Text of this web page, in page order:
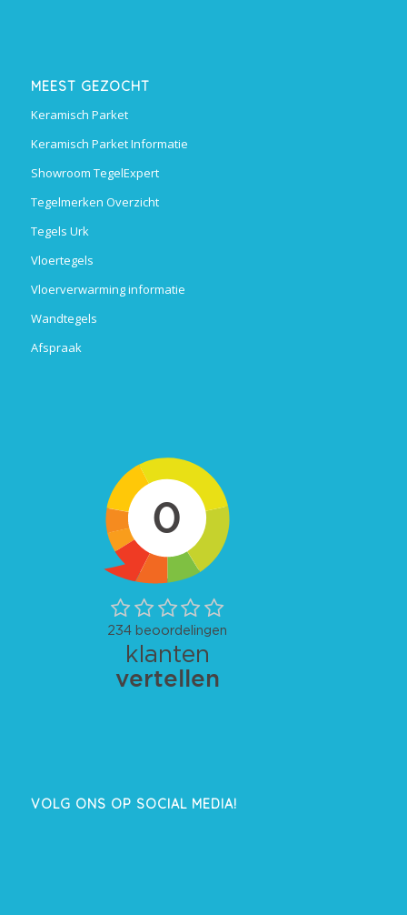
MEEST GEZOCHT
Keramisch Parket
Keramisch Parket Informatie
Showroom TegelExpert
Tegelmerken Overzicht
Tegels Urk
Vloertegels
Vloerverwarming informatie
Wandtegels
Afspraak
VOLG ONS OP SOCIAL MEDIA!